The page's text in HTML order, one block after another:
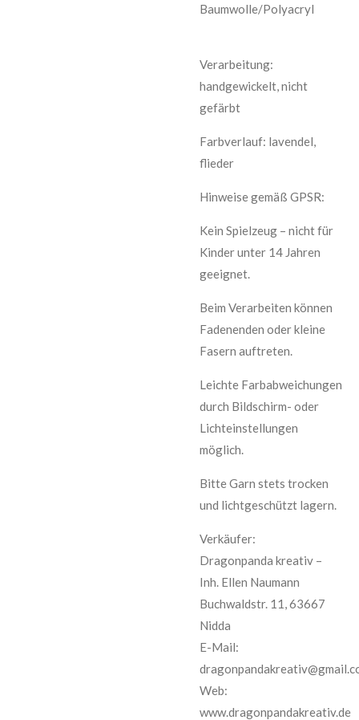
Baumwolle/Polyacryl
Verarbeitung:
handgewickelt, nicht
gefärbt
Farbverlauf: lavendel,
flieder
Hinweise gemäß GPSR:
Kein Spielzeug – nicht für
Kinder unter 14 Jahren
geeignet.
Beim Verarbeiten können
Fadenenden oder kleine
Fasern auftreten.
Leichte Farbabweichungen
durch Bildschirm- oder
Lichteinstellungen
möglich.
Bitte Garn stets trocken
und lichtgeschützt lagern.
Verkäufer:
Dragonpanda kreativ –
Inh. Ellen Naumann
Buchwaldstr. 11, 63667
Nidda
E-Mail:
Web:
www.dragonpandakreativ.de